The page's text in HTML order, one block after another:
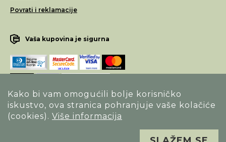
Kako bi vam omogućili bolje korisničko
iskustvo, ova stranica pohranjuje vaše kolačiće
(cookies). Više informacija
Povrati i reklamacije
Vaša kupovina je sigurna
Opći uvjeti poslovanja